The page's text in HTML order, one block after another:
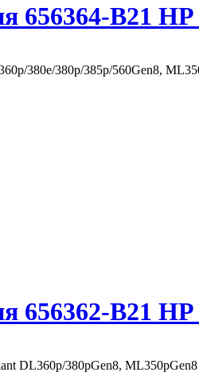
656364-B21
380e/380p/385p/560Gen8,
656362-B21
DL360p/380pGen8, ML350pGen8